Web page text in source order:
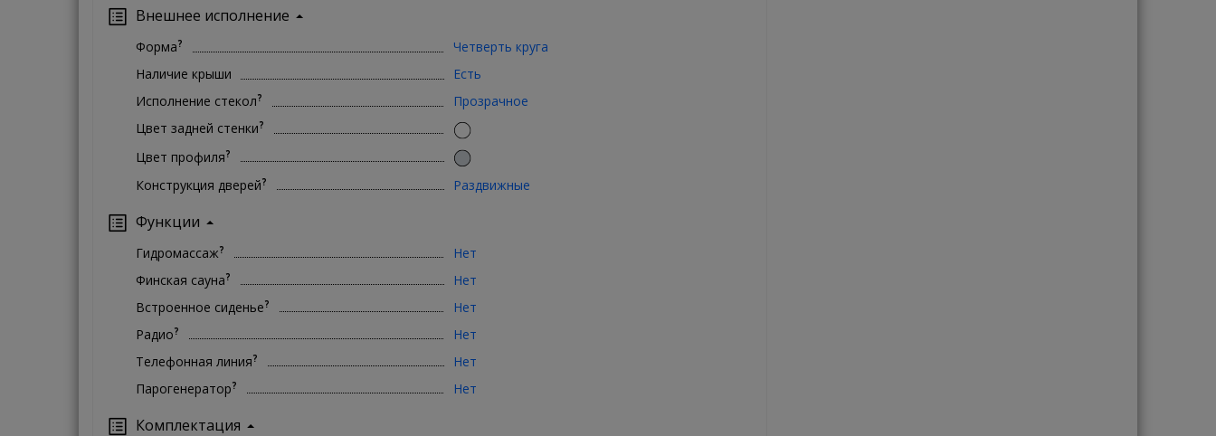
Внешнее исполнение
Форма?
Четверть круга
Наличие крыши
Есть
Исполнение стекол?
Прозрачное
Цвет задней стенки?
Цвет профиля?
Конструкция дверей? Раздвижные
Функции
Гидромассаж?
Нет
Финская сауна?
Нет
Встроенное сиденье?
Нет
Радио?
Нет
Телефонная линия?
Нет
Парогенератор? Нет
Комплектация